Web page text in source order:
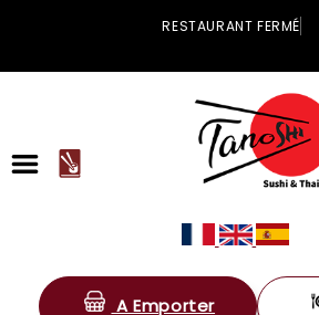
RESTAURANT FERMÉ
A Emporter